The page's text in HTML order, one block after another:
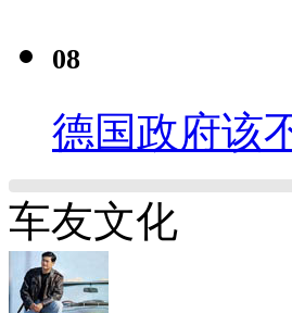
08
德国政府该
车友文化